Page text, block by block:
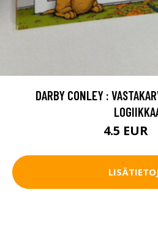
DARBY CONLEY :
4.5 EUR